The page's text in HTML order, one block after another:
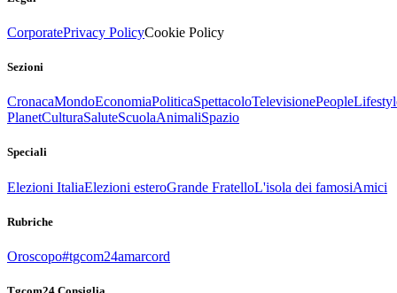
CorporatePrivacy PolicyCookie Policy
Sezioni
CronacaMondoEconomiaPoliticaSpettacoloTelevisionePeople
PlanetCulturaSaluteScuolaAnimaliSpazio
Speciali
Elezioni ItaliaElezioni esteroGrande FratelloL'isola dei famosiAmici
Rubriche
Oroscopo#tgcom24amarcord